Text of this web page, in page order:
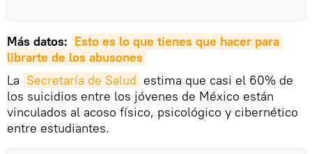
Más datos: Esto es lo que tienes que hacer para
librarte de los abusones
La Secretaría de Salud estima que casi el 60% de
los suicidios entre los jóvenes de México están
vinculados al acoso físico, psicológico y cibernético
entre estudiantes.